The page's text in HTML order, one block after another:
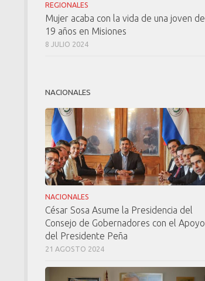
REGIONALES
Mujer acaba con la vida de una joven de
19 años en Misiones
8 JULIO 2024
NACIONALES
NACIONALES
César Sosa Asume la Presidencia del
Consejo de Gobernadores con el Apoyo
del Presidente Peña
21 AGOSTO 2024